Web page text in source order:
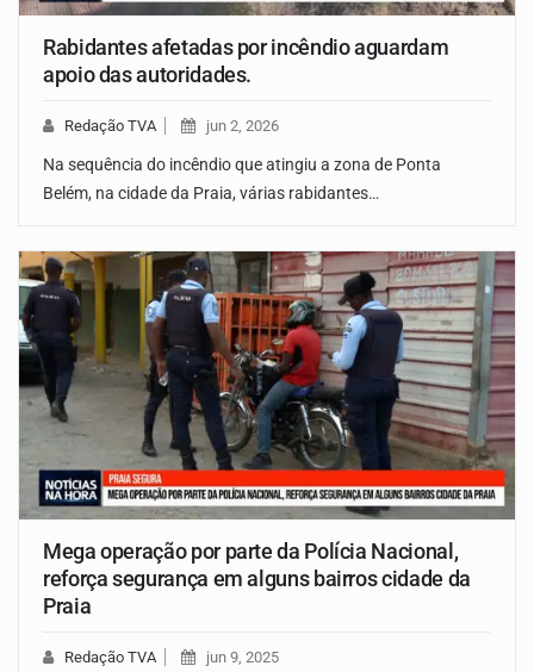
Rabidantes afetadas por incêndio aguardam
apoio das autoridades.
Redação TVA jun 2, 2026
Na sequência do incêndio que atingiu a zona de Ponta
Belém, na cidade da Praia, várias rabidantes…
Mega operação por parte da Polícia Nacional,
reforça segurança em alguns bairros cidade da
Praia
Redação TVA jun 9, 2025